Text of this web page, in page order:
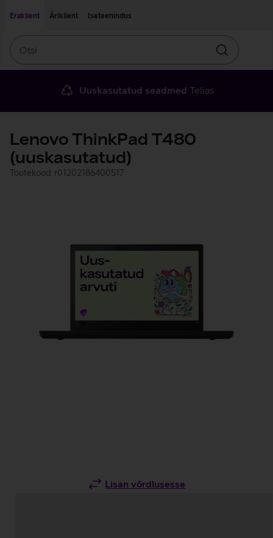
Eraklient
Äriklient Iseteenindus
Otsin
Uuskasutatud seadmed Telias
Lenovo ThinkPad T480
(uuskasutatud)
Tootekood: r01202186400517
Lisan võrdlusesse